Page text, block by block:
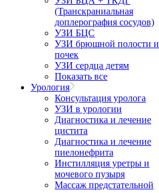
(Транскраниальная
доплерография сосудов)
УЗИ БЦС
УЗИ брюшной полости и
почек
УЗИ сердца детям
Показать все
Урология
Консультация уролога
УЗИ в урологии
Диагностика и лечение
цистита
Диагностика и лечение
пиелонефрита
Инстилляция уретры и
мочевого пузыря
Массаж предстательной